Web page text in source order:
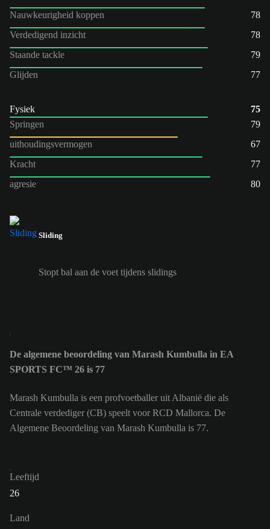
Nauwkeurigheid koppen
78
Verdedigend inzicht
78
Staande tackle
79
Glijden
77
Fysiek
75
Springen
79
uithoudingsvermogen
67
Kracht
77
agresie
80
Sliding
Stopt bal aan de voet tijdens slidings
De algemene beoordeling van Marash Kumbulla in EA
SPORTS FC™ 26 is 77
Marash Kumbulla is een profvoetballer uit Albanië die als
Centrale verdediger (CB) speelt voor RCD Mallorca. De
Algemene Beoordeling van Marash Kumbulla is 77.
Leeftijd
26
Land